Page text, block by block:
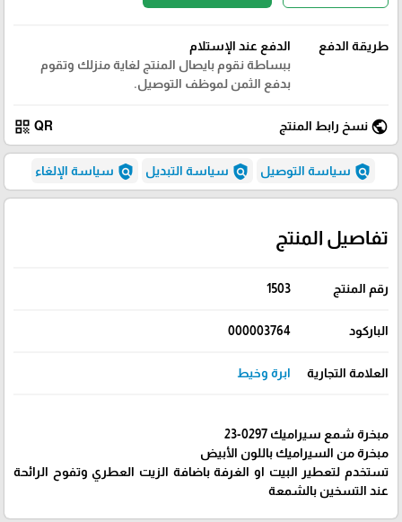
طريقة الدفع
الدفع عند الإستلام
ببساطة نقوم بايصال المنتج لغاية منزلك وتقوم
بدفع الثمن لموظف التوصيل.
public نسخ رابط المنتج QR
qr_code
policy سياسة التوصيل policy سياسة التبديل policy سياسة الإلغاء
تفاصيل المنتج
رقم المنتج 1503
الباركود 000003764
العلامة التجارية ابرة وخيط
مبخرة شمع سيراميك 0297-23
مبخرة من السيراميك باللون الأبيض
تستخدم لتعطير البيت او الغرفة باضافة الزيت العطري وتفوح الرائحة
عند التسخين بالشمعة